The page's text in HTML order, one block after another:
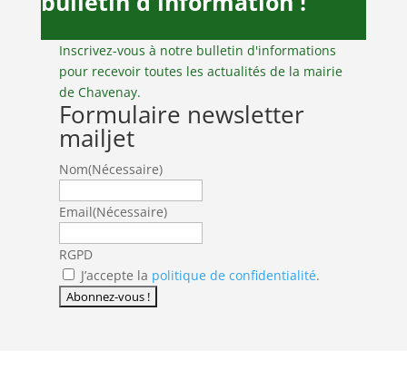
Inscrivez-vous à notre bulletin d'informations
pour recevoir toutes les actualités de la mairie
de Chavenay.
Formulaire newsletter
mailjet
Nom(Nécessaire)
Email(Nécessaire)
RGPD
J’accepte la politique de confidentialité.